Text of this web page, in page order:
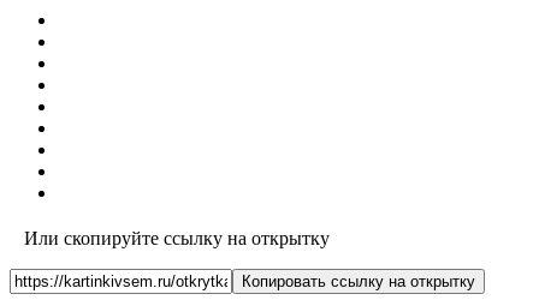
Или скопируйте ссылку на открытку
Копировать ссылку на открытку